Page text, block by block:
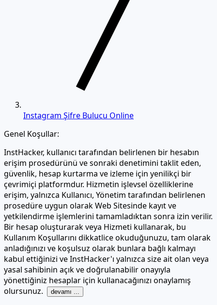
Instagram Şifre Bulucu Online
Genel Koşullar:
InstHacker, kullanıcı tarafından belirlenen bir hesabın
erişim prosedürünü ve sonraki denetimini taklit eden,
güvenlik, hesap kurtarma ve izleme için yenilikçi bir
çevrimiçi platformdur. Hizmetin işlevsel özelliklerine
erişim, yalnızca Kullanıcı, Yönetim tarafından belirlenen
prosedüre uygun olarak Web Sitesinde kayıt ve
yetkilendirme işlemlerini tamamladıktan sonra izin verilir.
Bir hesap oluşturarak veya Hizmeti kullanarak, bu
Kullanım Koşullarını dikkatlice okuduğunuzu, tam olarak
anladığınızı ve koşulsuz olarak bunlara bağlı kalmayı
kabul ettiğinizi ve InstHacker'ı yalnızca size ait olan veya
yasal sahibinin açık ve doğrulanabilir onayıyla
yönettiğiniz hesaplar için kullanacağınızı onaylamış
olursunuz.
devamı ...